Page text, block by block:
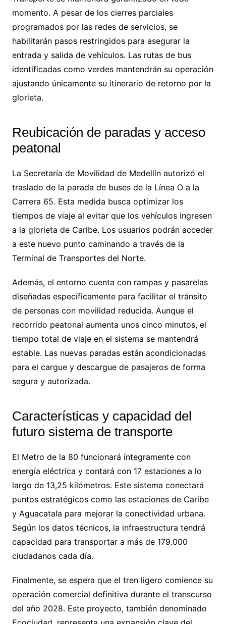
momento. A pesar de los cierres parciales
programados por las redes de servicios, se
habilitarán pasos restringidos para asegurar la
entrada y salida de vehículos. Las rutas de bus
identificadas como verdes mantendrán su operación
ajustando únicamente su itinerario de retorno por la
glorieta.
Reubicación de paradas y acceso
peatonal
La Secretaría de Movilidad de Medellín autorizó el
traslado de la parada de buses de la Línea O a la
Carrera 65. Esta medida busca optimizar los
tiempos de viaje al evitar que los vehículos ingresen
a la glorieta de Caribe. Los usuarios podrán acceder
a este nuevo punto caminando a través de la
Terminal de Transportes del Norte.
Además, el entorno cuenta con rampas y pasarelas
diseñadas específicamente para facilitar el tránsito
de personas con movilidad reducida. Aunque el
recorrido peatonal aumenta unos cinco minutos, el
tiempo total de viaje en el sistema se mantendrá
estable. Las nuevas paradas están acondicionadas
para el cargue y descargue de pasajeros de forma
segura y autorizada.
Características y capacidad del
futuro sistema de transporte
El Metro de la 80 funcionará íntegramente con
energía eléctrica y contará con 17 estaciones a lo
largo de 13,25 kilómetros. Este sistema conectará
puntos estratégicos como las estaciones de Caribe
y Aguacatala para mejorar la conectividad urbana.
Según los datos técnicos, la infraestructura tendrá
capacidad para transportar a más de 179.000
ciudadanos cada día.
Finalmente, se espera que el tren ligero comience su
operación comercial definitiva durante el transcurso
del año 2028. Este proyecto, también denominado